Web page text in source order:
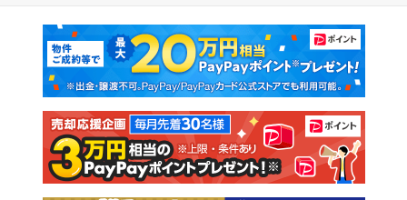
新築マンション 中古マンション
新築一戸建て 中古一戸建て
注文住宅 土地
売却査定
マンションカタログ 教えて！住まいの先生